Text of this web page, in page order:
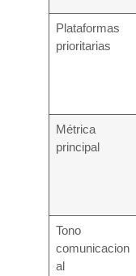
Plataformas
prioritarias
Métrica
principal
Tono
comunicacion
al